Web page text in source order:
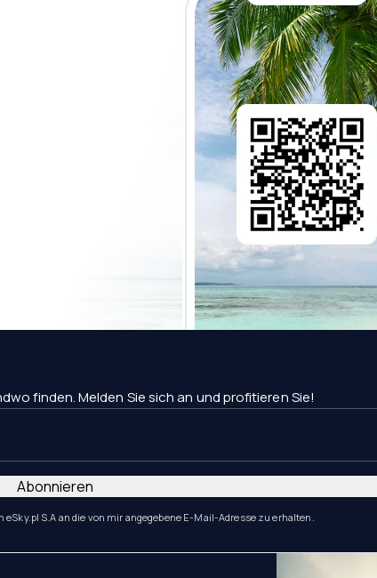
finden. Melden Sie sich an und profitieren Sie!
S.A an die von mir angegebene E-Mail-Adresse zu erhalten.
Abonnieren